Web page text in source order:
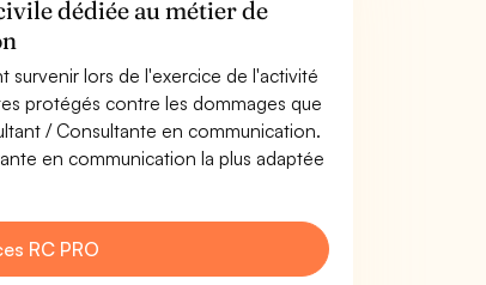
dédiée au métier de
survenir lors de l'exercice de l'activité
protégés contre les dommages que
/ Consultante en communication.
en communication la plus adaptée
RC PRO